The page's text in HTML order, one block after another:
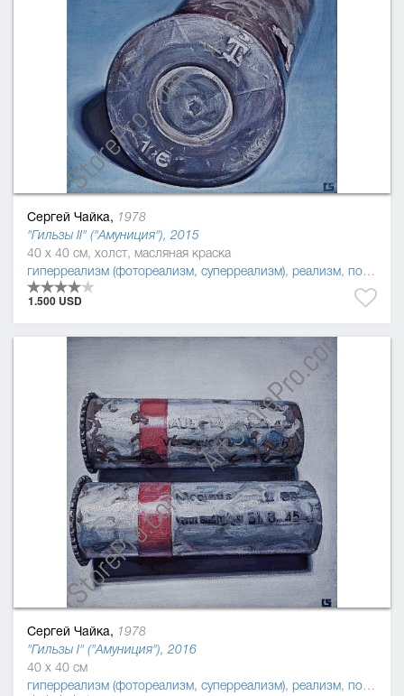
Сергей Чайка, 1978
"Гильзы II" ("Амуниция"), 2015
40 x 40 см, холст, масляная краска
гиперреализм (фотореализм, суперреализм), реализм, постмодернизм
1.500 USD
Сергей Чайка, 1978
"Гильзы I" ("Амуниция"), 2016
40 x 40 см
гиперреализм (фотореализм, суперреализм), реализм, постмодернизм